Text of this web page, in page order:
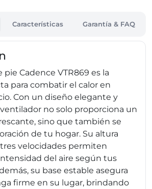
Características Garantía & FAQ
pie Cadence VTR869 es la
para combatir el calor en
Con un diseño elegante y
no solo proporciona un
sino que también se
de tu hogar. Su altura
velocidades permiten
del aire según tus
su base estable asegura
firme en su lugar, brindando